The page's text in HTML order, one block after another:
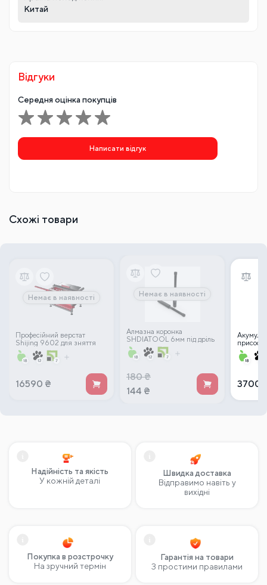
Китай
Відгуки
Середня оцінка покупців
Написати відгук
Схожі товари
Немає в наявності
Професійний верстат
Shijing 9602 для зняття
фаски та різання плитки
16590 ₴
Немає в наявності
Алмазна коронка
SHDIATOOL 6мм під дріль
180 ₴
144 ₴
(140 мм)
3700
Надійність та якість
У кожній деталі
Швидка доставка
Відправимо навіть у
вихідні
Покупка в розстрочку
На зручний термін
Гарантія на товари
З простими правилами